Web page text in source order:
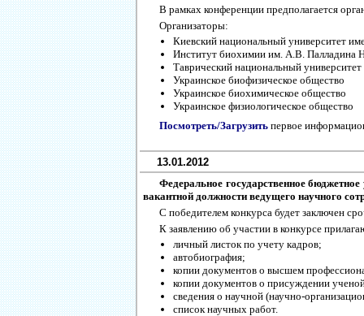
В рамках конференции предполагается
Организаторы:
Киевский национальный университет
Институт биохимии им. А.В. Палладина
Таврический национальный
Украинское биофизическое общество
Украинское биохимическое общество
Украинское физиологическое общество
Посмотреть/Загрузить первое
13.01.2012
Федеральное государственное
вакантной должности ведущего научного
С победителем конкурса будет заключен
К заявлению об участии в конкурсе
личный листок по учету кадров;
автобиография;
копии документов о высшем
копии документов о присуждении
сведения о научной (научно-
список научных работ.